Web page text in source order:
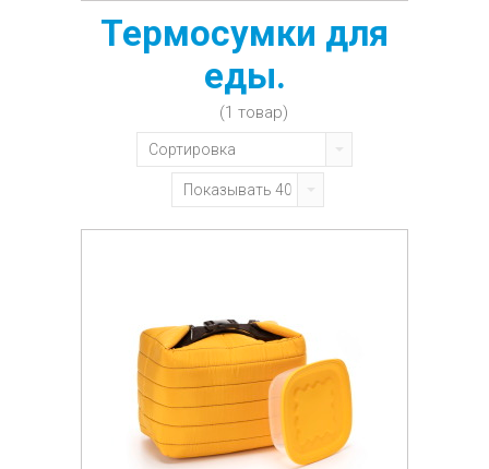
Термосумки для
еды.
(1 товар)
Показывать 40
Сортировка